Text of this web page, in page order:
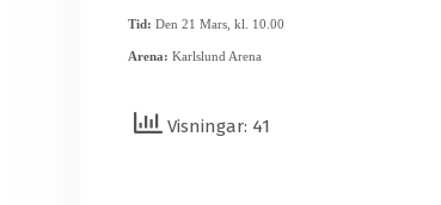
Tid: Den 21 Mars, kl. 10.00
Arena: Karlslund Arena
Visningar: 41